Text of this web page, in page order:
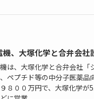
機、大塚化学と合弁会社
は、大塚化学と合弁会社
ペプチド等の中分子医薬品
８００万円で、大塚化学が